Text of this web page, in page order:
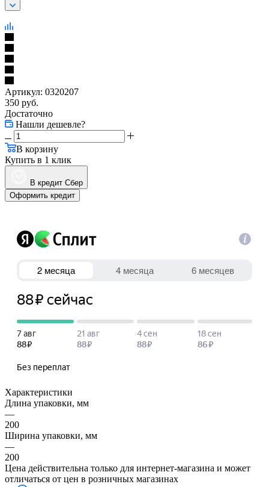
Артикул: 0320207
350 руб.
Достаточно
Нашли дешевле?
В корзину
Купить в 1 клик
В кредит Сбер
Оформить кредит
Характеристики
Длина упаковки, мм
—
200
Ширина упаковки, мм
—
200
Цена действительна только для интернет-магазина и может
отличаться от цен в розничных магазинах